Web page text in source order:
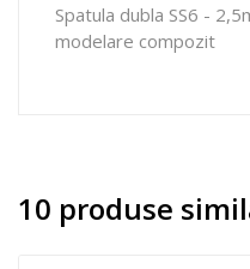
Spatula dubla SS6 -
modelare compozit
10 produse